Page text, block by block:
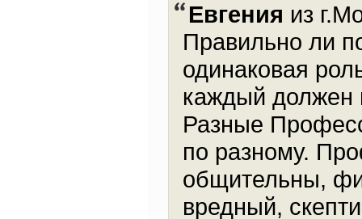
Евгения из
Правильно ли
одинаковая
каждый должен
Разные
по разному.
общительны,
вредный,